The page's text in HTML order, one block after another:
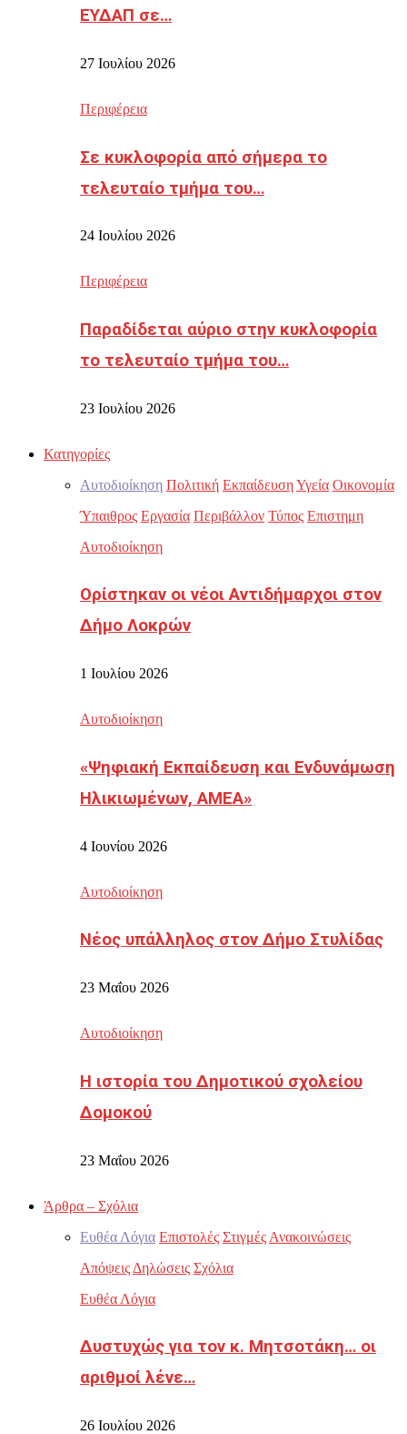
ΕΥΔΑΠ σε…
27 Ιουλίου 2026
Περιφέρεια
Σε κυκλοφορία από σήμερα το
τελευταίο τμήμα του…
24 Ιουλίου 2026
Περιφέρεια
Παραδίδεται αύριο στην κυκλοφορία
το τελευταίο τμήμα του…
23 Ιουλίου 2026
Κατηγορίες
Αυτοδιοίκηση Πολιτική ΕκπαίδευσηΥγεία Οικονομία
Ύπαιθρος Εργασία Περιβάλλον Τύπος Επιστημη
Αυτοδιοίκηση
Ορίστηκαν οι νέοι Αντιδήμαρχοι στον
Δήμο Λοκρών
1 Ιουλίου 2026
Αυτοδιοίκηση
«Ψηφιακή Εκπαίδευση και Ενδυνάμωση
Ηλικιωμένων, ΑΜΕΑ»
4 Ιουνίου 2026
Αυτοδιοίκηση
Νέος υπάλληλος στον Δήμο Στυλίδας
23 Μαΐου 2026
Αυτοδιοίκηση
Η ιστορία του Δημοτικού σχολείου
Δομοκού
23 Μαΐου 2026
Άρθρα – Σχόλια
Ευθέα Λόγια Επιστολές Στιγμές Ανακοινώσεις
Απόψεις Δηλώσεις Σχόλια
Ευθέα Λόγια
Δυστυχώς για τον κ. Μητσοτάκη… οι
αριθμοί λένε…
26 Ιουλίου 2026